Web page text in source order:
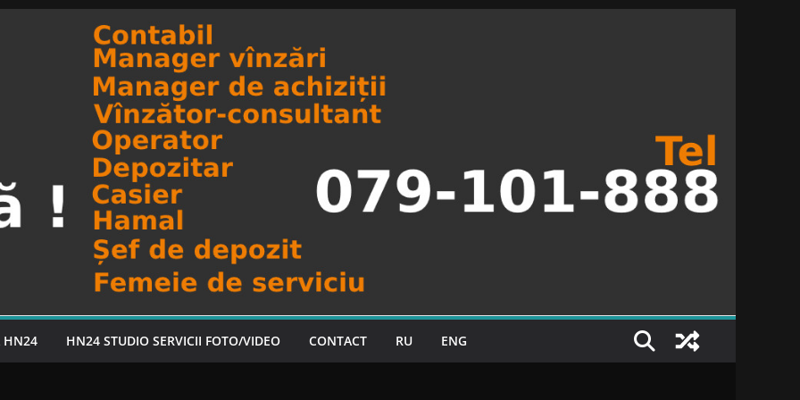
HN24 HN24 STUDIO SERVICII FOTO/VIDEO CONTACT RU ENG